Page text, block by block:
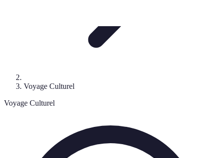
Voyage Culturel
Voyage Culturel